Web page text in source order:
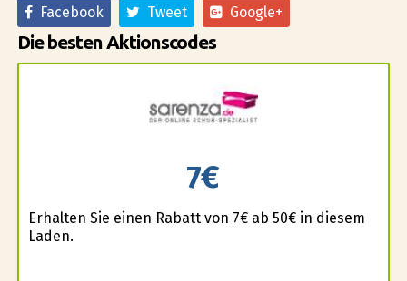
Facebook
Tweet Google+
Die besten Aktionscodes
7€
Erhalten Sie einen Rabatt von 7€ ab 50€ in diesem
Laden.